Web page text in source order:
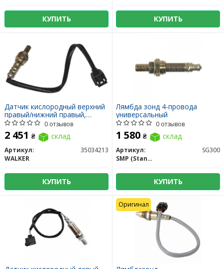
КУПИТЬ КУПИТЬ
Датчик кислородный верхний
правый/нижний правый,
левый
0 отзывов
2 451 ₴ склад
Артикул:
35034213
WALKER
КУПИТЬ
Лямбда зонд 4-провода
универсальный
0 отзывов
1 580 ₴ склад
Артикул:
SG300
SMP (Standard Motors Products)
КУПИТЬ
Оригинал